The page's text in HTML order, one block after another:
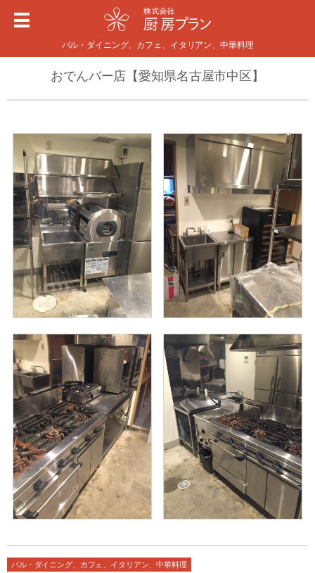
バル・ダイニング、カフェ、イタリアン、中華料理
おでんバー店【愛知県名古屋市中区】
バル・ダイニング、カフェ、イタリアン、中華料理